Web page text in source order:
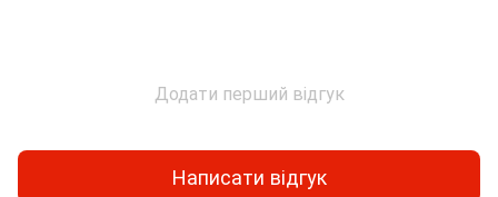
Додати перший відгук
Написати відгук